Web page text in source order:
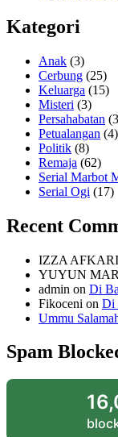
Kategori
Anak (3)
Cerbung (25)
Keluarga (15)
Misteri (3)
Persahabatan
Petualangan (4)
Politik (8)
Remaja (62)
Serial Marbot
Serial Ogi (17)
Recent
IZZA
YUYUN
admin on Di
Fikoceni on Di
Ummu
Spam